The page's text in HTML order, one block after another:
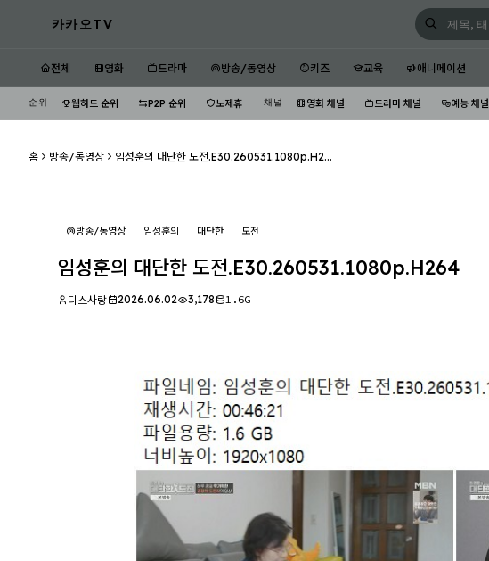
카카오TV
전체 영화 드라마 방송/동영상 키즈 교육 애니메이션
순위 웹하드 순위 P2P 순위 노제휴 채널 영화 채널 드라마 채널 예능 채널
홈 방송/동영상 임성훈의 대단한 도전.E30.260531.1080p.H2...
방송/동영상 임성훈의 대단한 도전
임성훈의 대단한 도전.E30.260531.1080p.H264
디스사랑 2026.06.02 3,178 1.6G